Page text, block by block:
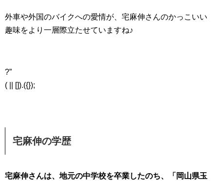
外車や外国のバイクへの愛情が、宅麻伸さんのかっこいい
趣味をより一層際立たせていますね♪
?”
( || []).({});
宅麻伸の学歴
宅麻伸さんは、地元の中学校を卒業したのち、「岡山県玉